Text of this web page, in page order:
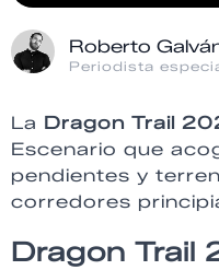
Roberto
Periodista
La Dragon Trail
Escenario que
pendientes y
corredores
Dragon Trail